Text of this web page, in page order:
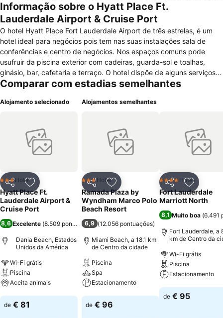
Informação sobre o Hyatt Place Ft.
Lauderdale Airport & Cruise Port
O hotel Hyatt Place Fort Lauderdale Airport de três estrelas, é um
hotel ideal para negócios pois tem nas suas instalações sala de
conferências e centro de negócios. Nos espaços comuns pode
usufruir da piscina exterior com cadeiras, guarda-sol e toalhas,
ginásio, bar, cafetaria e terraço. O hotel dispõe de alguns serviços
que contribuem para uma cómoda estadia como o serviço de
livre acesso à internet via wi-fi, serviço de lavandaria, check in /
dispõe de camas infantis e berços à sua disposição. Nos quartos
encontrará um ambiente controlado por ar-condicionado e
aquecedor, acesso a internet, televisão por cabo com canais pré-
mini-bar. Nos quartos os WC’s têm duche ou banheira e possuem
secador de cabelo. Nas imediações do Hotel encontra-se um
campo de golf e locais adequados à prática de surf e vela.
Comparar com estadias semelhantes
Alojamento selecionado
PartilharAdicionar aos favoritos
3 Estrelas
Hotel
Hyatt Place Ft.
Lauderdale Airport &
Cruise Port
8,6 Excelente (8.509 pontuações )
Dania Beach, Estados
Unidos da América
Wi-Fi grátis
Piscina
Aceita animais
Ver preços
de € 81
Alojamentos semelhantes
PartilharAdicionar aos favoritos
3 Estrelas
Hotel
Ramada Plaza by
Wyndham Marco Polo
Beach Resort
6,9 (12.056 pontuações)
Miami Beach, a 18.1 km
de Centro da cidade
Piscina
Spa
Estacionamento
Ver preços
de € 96
Partilhar
4 EstrelasHotel
Fort Lauderdale
Marriott North
8,1 Muito boa (6.491
Fort Lauderdale, a
km de Centro da
Wi-Fi grátis
Piscina
Estacionamento
Ver preços
de € 95